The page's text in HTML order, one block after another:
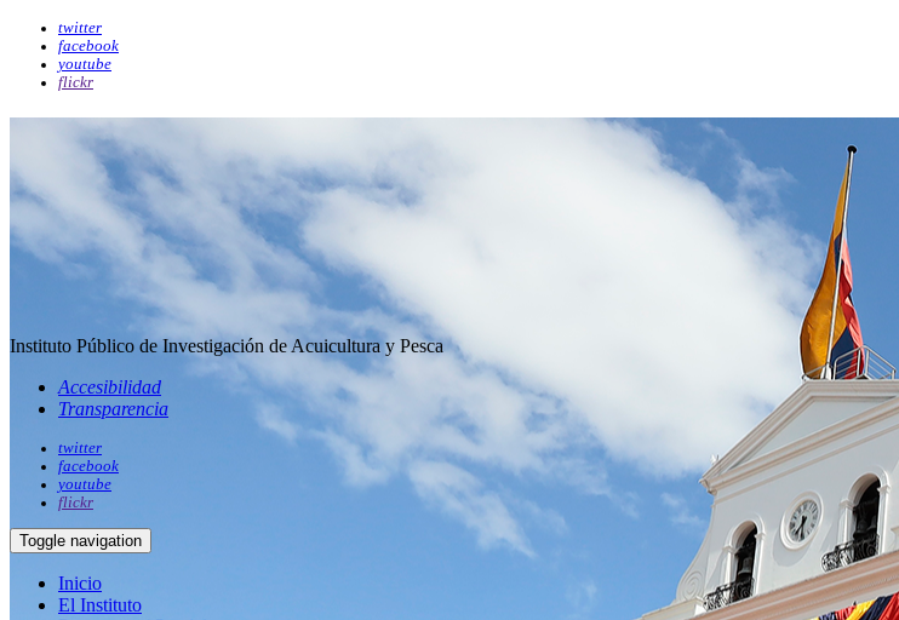
twitter
facebook
youtube
flickr
Instituto Público de Investigación de Acuicultura y Pesca
Accesibilidad
Transparencia
twitter
facebook
youtube
flickr
Toggle navigation
Inicio
El Instituto